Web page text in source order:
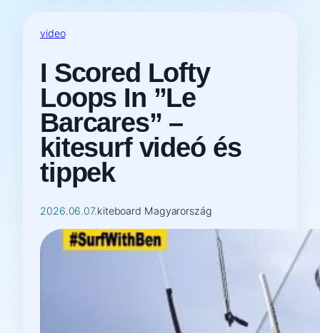
video
I Scored Lofty
Loops In ”Le
Barcares” –
kitesurf videó és
tippek
2026.06.07.kiteboard Magyarország